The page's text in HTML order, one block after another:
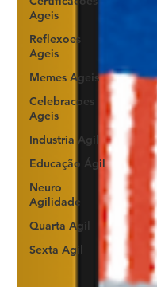
Ageis
Reflexoes
Ageis
Memes Ageis
Celebracoes
Ageis
Industria Agil
Educação Ágil
Neuro
Agilidade
Quarta Agil
Sexta Agil